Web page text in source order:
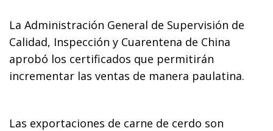
La Administración General de Supervisión de
Calidad, Inspección y Cuarentena de China
aprobó los certificados que permitirán
incrementar las ventas de manera paulatina.
Las exportaciones de carne de cerdo son